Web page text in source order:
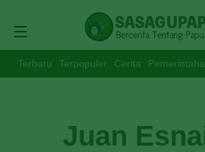
Terbaru Terpopuler Cerita
Juan